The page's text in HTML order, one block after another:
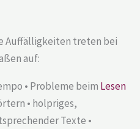
Auffälligkeiten treten bei
auf:
• Probleme beim Lesen
• holpriges,
Texte •